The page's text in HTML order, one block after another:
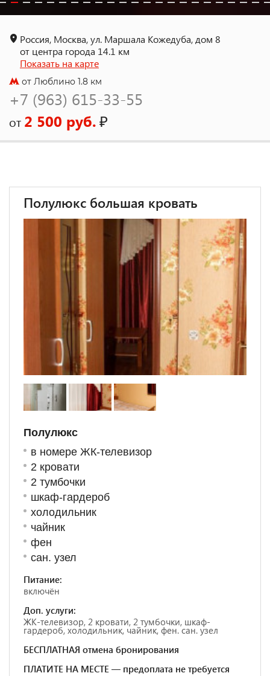
Россия, Москва, ул. Маршала Кожедуба, дом 8
от центра города 14.1 км
Показать на карте
от Люблино 1.8 км
+7 (963) 615-33-55
от 2 500 руб.₽
Полулюкс большая кровать
Полулюкс
в номере ЖК-телевизор
2 кровати
2 тумбочки
шкаф-гардероб
холодильник
чайник
фен
сан. узел
Питание:
включён
Доп. услуги:
ЖК-телевизор, 2 кровати, 2 тумбочки, шкаф-
гардероб, холодильник, чайник, фен. сан. узел
БЕСПЛАТНАЯ отмена бронирования
ПЛАТИТЕ НА МЕСТЕ — предоплата не требуется